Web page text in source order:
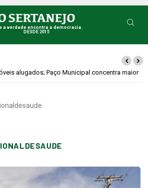
a verdade encontra a democracia.
DESDE 2015
alugados; Paço Municipal concentra maior